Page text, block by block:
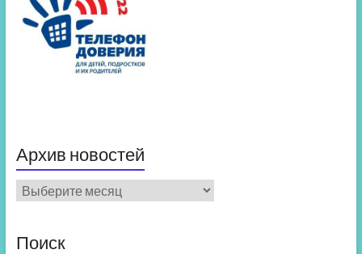
Архив новостей
Архив
новостей
Поиск